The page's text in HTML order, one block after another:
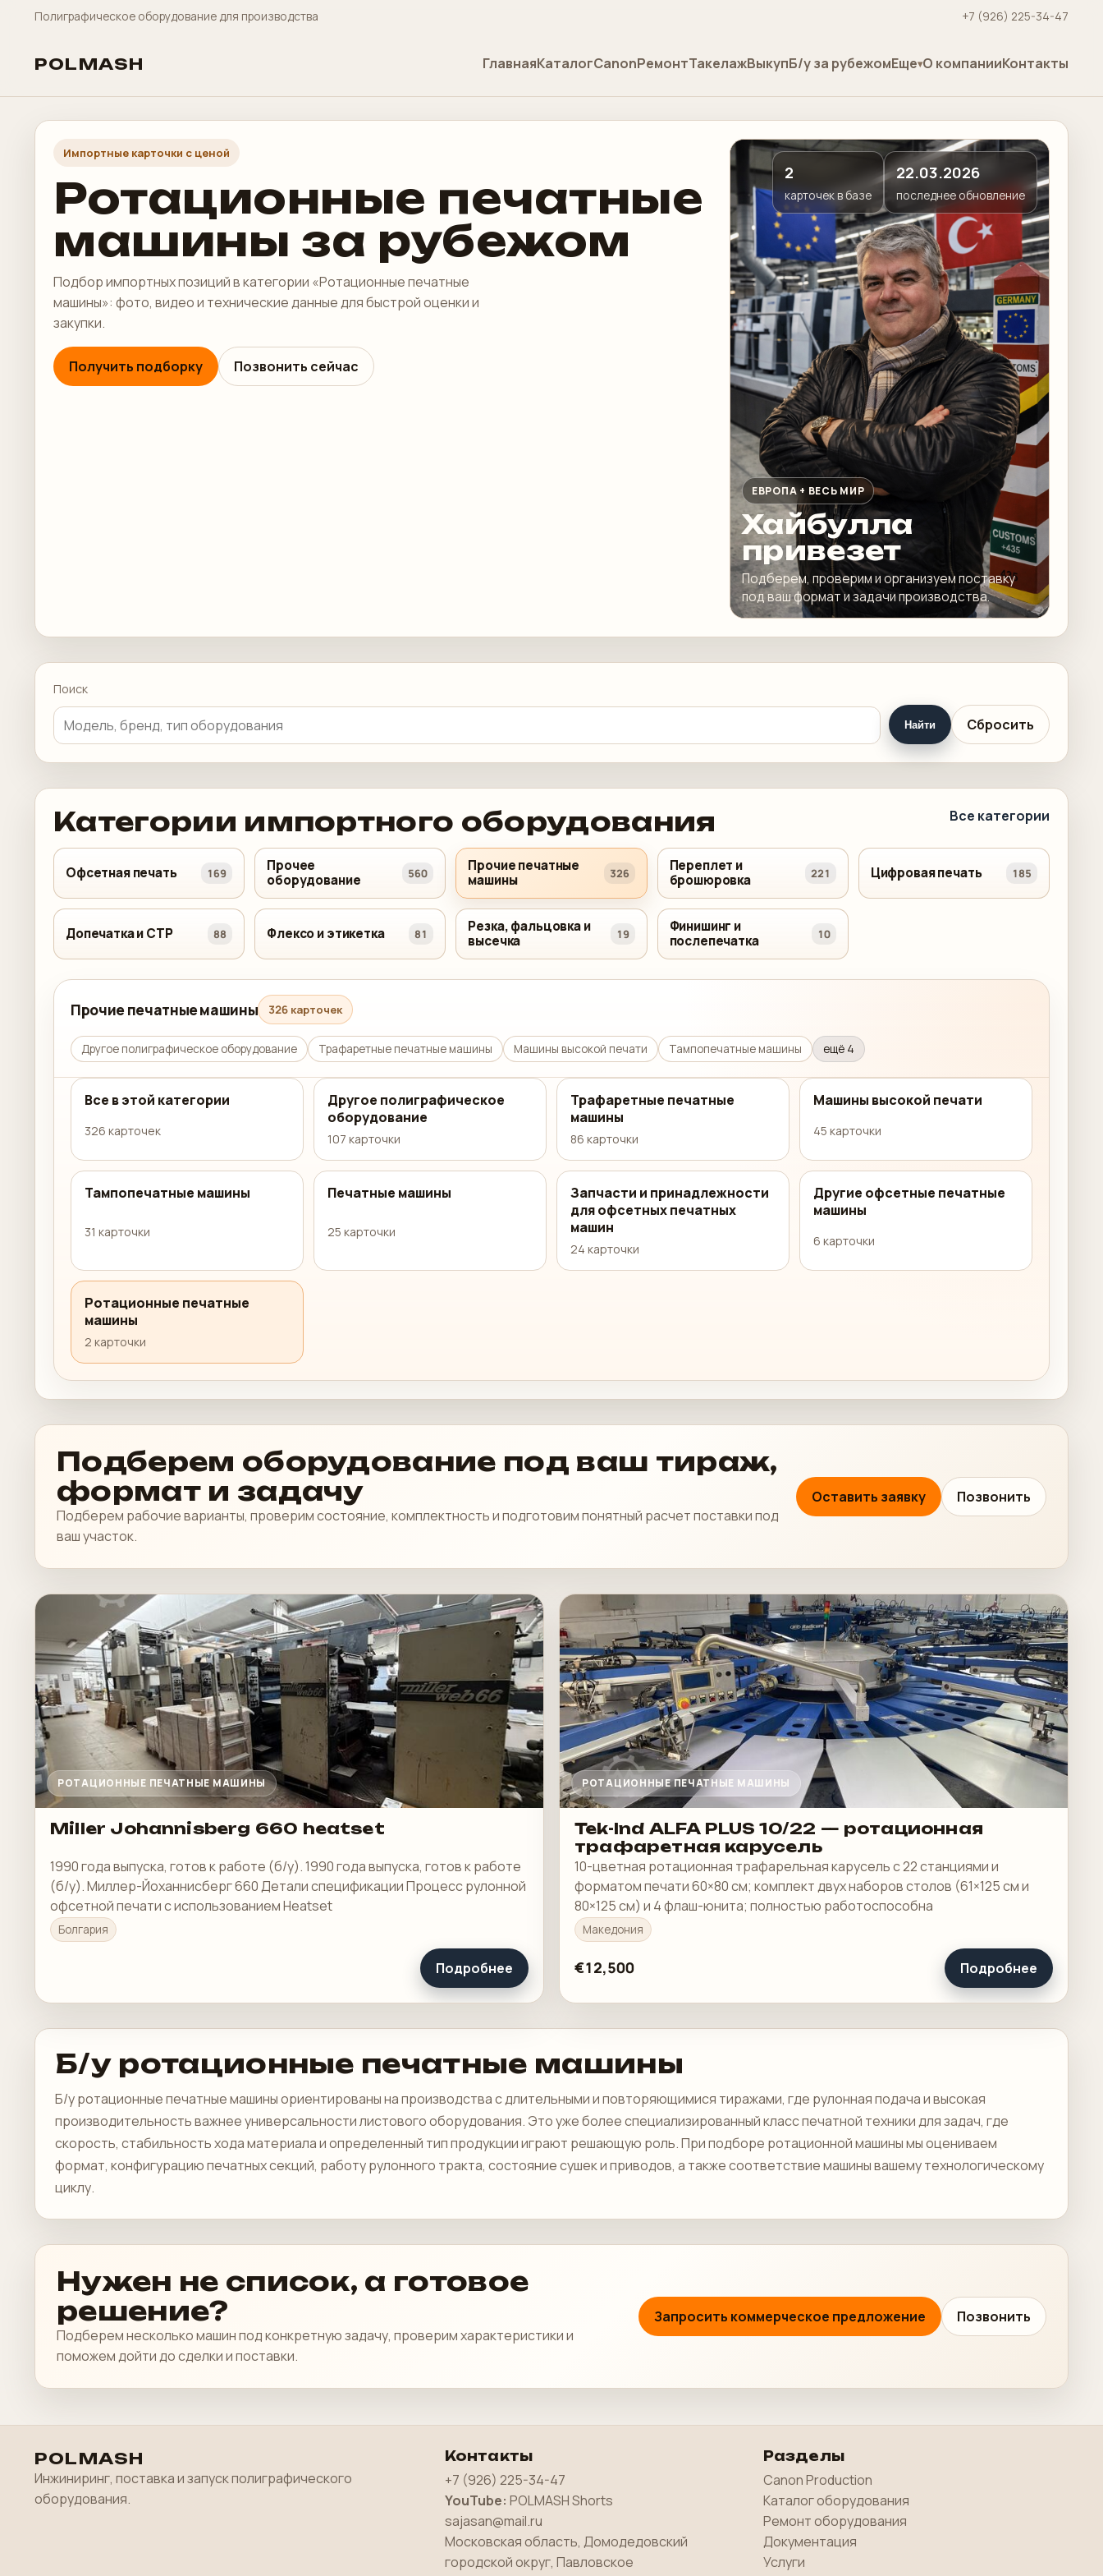
Полиграфическое оборудование для производства +7 (926) 225-34-47
POLMASH ГлавнаяКаталогCanonРемонтТакелажВыкупБ/у за рубежомЕще О компанииКонтакты
Импортные карточки с ценой
Ротационные печатные
машины за рубежом
Подбор импортных позиций в категории «Ротационные печатные
машины»: фото, видео и технические данные для быстрой оценки и
закупки.
Получить подборку Позвонить сейчас
2
карточек в базе
22.03.2026
последнее обновление
ЕВРОПА + ВЕСЬ МИР
Хайбулла
привезет
Подберем, проверим и организуем поставку
под ваш формат и задачи производства.
Поиск
Найти Сбросить
Категории импортного оборудования Все категории
Офсетная печать 169
Прочее
оборудование
560
Прочие печатные
машины
326
Переплет и
брошюровка
221 Цифровая печать 185
Допечатка и CTP 88 Флексо и этикетка 81
Резка, фальцовка и
высечка
19
Финишинг и
послепечатка
10
Прочие печатные машины 326 карточек
Другое полиграфическое оборудование Трафаретные печатные машины Машины высокой печати Тампопечатные машины ещё 4
Все в этой категории
326 карточек
Другое полиграфическое
оборудование
107 карточки
Трафаретные печатные
машины
86 карточки
Машины высокой печати
45 карточки
Тампопечатные машины
31 карточки
Печатные машины
25 карточки
Запчасти и принадлежности
для офсетных печатных
машин
24 карточки
Другие офсетные печатные
машины
6 карточки
Ротационные печатные
машины
2 карточки
Подберем оборудование под ваш тираж,
формат и задачу
Подберем рабочие варианты, проверим состояние, комплектность и подготовим понятный расчет поставки под
ваш участок.
Оставить заявку Позвонить
РОТАЦИОННЫЕ ПЕЧАТНЫЕ МАШИНЫ
Miller Johannisberg 660 heatset
1990 года выпуска, готов к работе (б/у). 1990 года выпуска, готов к работе
(б/у). Миллер-Йоханнисберг 660 Детали спецификации Процесс рулонной
офсетной печати с использованием Heatset
Болгария
Подробнее
РОТАЦИОННЫЕ ПЕЧАТНЫЕ МАШИНЫ
Tek-Ind ALFA PLUS 10/22 — ротационная
трафаретная карусель
10-цветная ротационная трафарельная карусель с 22 станциями и
форматом печати 60×80 см; комплект двух наборов столов (61×125 см и
80×125 см) и 4 флаш-юнита; полностью работоспособна
Македония
€12,500 Подробнее
Б/у ротационные печатные машины
Б/у ротационные печатные машины ориентированы на производства с длительными и повторяющимися тиражами, где рулонная подача и высокая
производительность важнее универсальности листового оборудования. Это уже более специализированный класс печатной техники для задач, где
скорость, стабильность хода материала и определенный тип продукции играют решающую роль. При подборе ротационной машины мы оцениваем
формат, конфигурацию печатных секций, работу рулонного тракта, состояние сушек и приводов, а также соответствие машины вашему технологическому
циклу.
Нужен не список, а готовое
решение?
Подберем несколько машин под конкретную задачу, проверим характеристики и
поможем дойти до сделки и поставки.
Запросить коммерческое предложение Позвонить
POLMASH
Инжиниринг, поставка и запуск полиграфического
оборудования.
Контакты
+7 (926) 225-34-47
YouTube: POLMASH Shorts
sajasan@mail.ru
Московская область, Домодедовский
городской округ, Павловское
Разделы
Canon Production
Каталог оборудования
Ремонт оборудования
Документация
Услуги